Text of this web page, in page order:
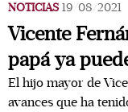
NOTICIAS 19/08/2021
Vicente
papá ya
El hijo mayor de
avances que ha